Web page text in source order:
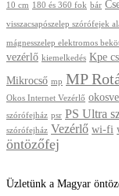
10 cm 180 és 360 fok bár
visszacsapószelep szórófejek
mágnesszelep elektromos
vezérlő kiemelkedés Kpe
Mikrocső mp MP
Okos Internet Vezérlő
szórófejház psr PS Ultra
szórófejház Vezérlő wi-fi
öntözőfej
Üzletünk a Magyar